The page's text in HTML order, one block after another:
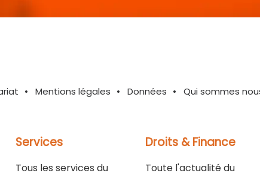
Mentions légales Données Qui sommes
Services
Tous les services du
Droits & Finance
Toute l'actualité du